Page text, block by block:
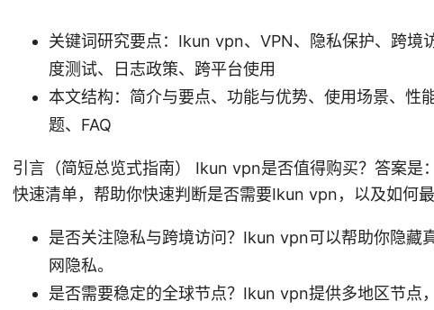
关键词研究要点：Ikun vpn、VPN、隐私保护、跨境
度测试、日志政策、跨平台使用
本文结构：简介与要点、功能与优势、使用场景、性
题、FAQ
引言（简短总览式指南） Ikun vpn是否值得购买？答案是
快速清单，帮助你快速判断是否需要Ikun vpn，以及如何最
是否关注隐私与跨境访问？Ikun vpn可以帮助你隐藏
网隐私。
是否需要稳定的全球节点？Ikun vpn提供多地区节点